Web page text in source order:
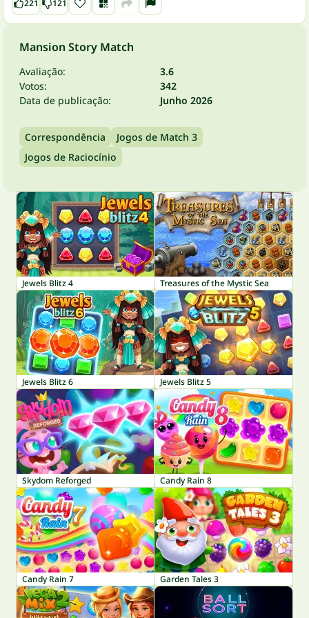
221 121
Mansion Story Match
Avaliação:
3.6
Votos:
342
Data de publicação:
Junho 2026
Correspondência
Jogos de Match 3
Jogos de Raciocínio
Jewels Blitz 4 Treasures of the Mystic Sea
Jewels Blitz 6 Jewels Blitz 5
Skydom Reforged Candy Rain 8
Candy Rain 7 Garden Tales 3